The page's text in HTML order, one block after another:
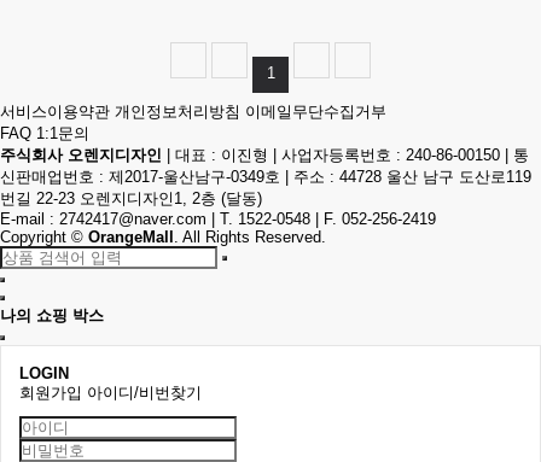
1
서비스이용약관 개인정보처리방침 이메일무단수집거부
FAQ 1:1문의
주식회사 오렌지디자인
대표 : 이진형 사업자등록번호 : 240-86-00150
통
신판매업번호 : 제2017-울산남구-0349호
주소 : 44728 울산 남구 도산로119
번길 22-23 오렌지디자인1, 2층 (달동)
E-mail : 2742417@naver.com T. 1522-0548
F. 052-256-2419
Copyright © OrangeMall . All Rights Reserved.
나의 쇼핑 박스
LOGIN
회원가입 아이디/비번찾기